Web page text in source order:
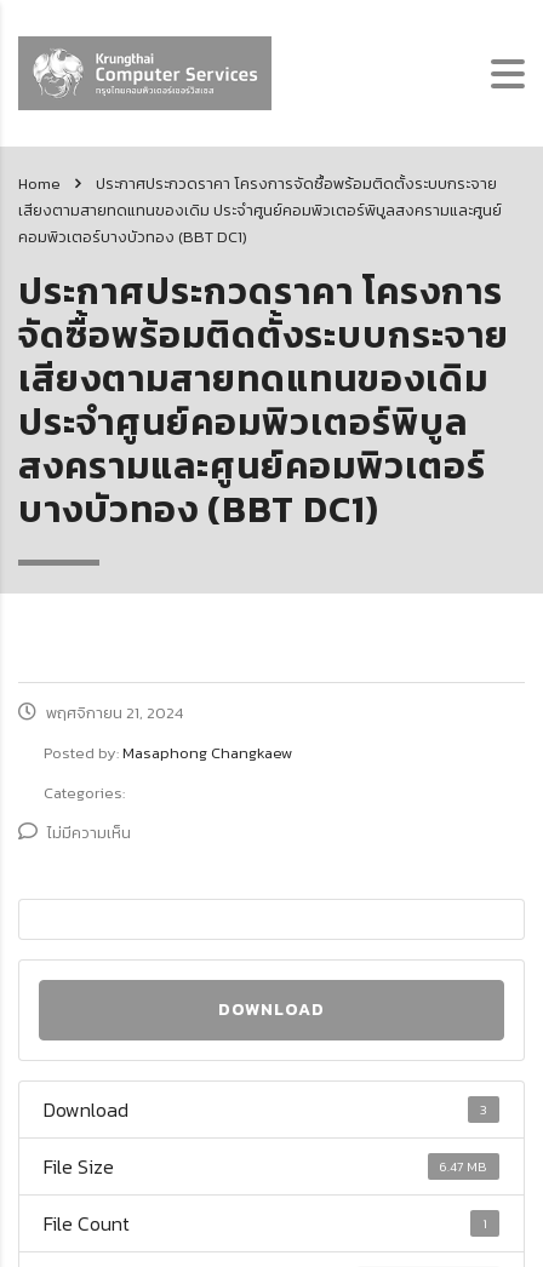
Home
ประกาศประกวดราคา โครงการจัดซื้อพร้อมติดตั้งระบบกระจาย
เสียงตามสายทดแทนของเดิม ประจำศูนย์คอมพิวเตอร์พิบูลสงครามและศูนย์
คอมพิวเตอร์บางบัวทอง (BBT DC1)
ประกาศประกวดราคา โครงการ
จัดซื้อพร้อมติดตั้งระบบกระจาย
เสียงตามสายทดแทนของเดิม
ประจำศูนย์คอมพิวเตอร์พิบูล
สงครามและศูนย์คอมพิวเตอร์
บางบัวทอง (BBT DC1)
พฤศจิกายน 21, 2024
Posted by:Masaphong Changkaew
Categories:
ไม่มีความเห็น
DOWNLOAD
Download 3
File Size 6.47 MB
File Count 1